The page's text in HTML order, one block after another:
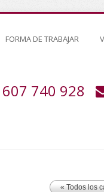
FORMA DE TRABAJAR
607 740 928
« Todos los